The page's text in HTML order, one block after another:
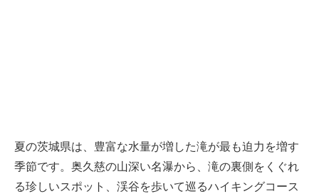
夏の茨城県は、豊富な水量が増した滝が最も迫力を増す
季節です。奥久慈の山深い名瀑から、滝の裏側をくぐれ
る珍しいスポット、渓谷を歩いて巡るハイキングコース